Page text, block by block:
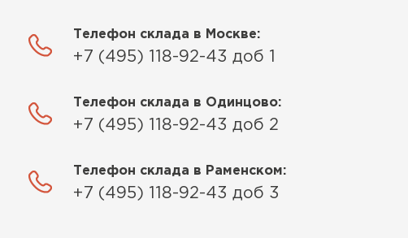
Телефон склада в Москве:
+7 (495) 118-92-43 доб 1
Телефон склада в Одинцово:
+7 (495) 118-92-43 доб 2
Телефон склада в Раменском:
+7 (495) 118-92-43 доб 3